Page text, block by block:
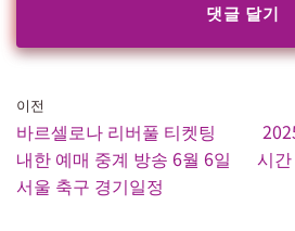
이전
바르셀로나 리버풀 티켓팅
내한 예매 중계 방송 6월 6일
서울 축구 경기일정
시